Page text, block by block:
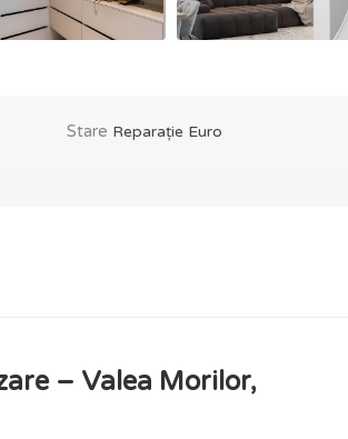
Stare Reparație Euro
– Valea Morilor,